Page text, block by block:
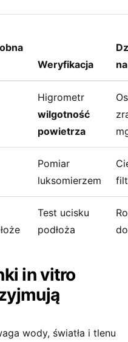
Weryfikacja
Higrometr
wilgotność
powietrza
Pomiar
luksomierzem
Test ucisku
podłoża
in vitro
wody, światła i tlenu